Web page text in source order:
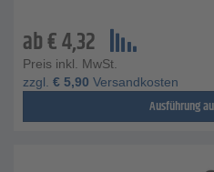
ab€4,32
Preis inkl. MwSt.
zzgl. € 5,90 Versandkosten
Ausführung